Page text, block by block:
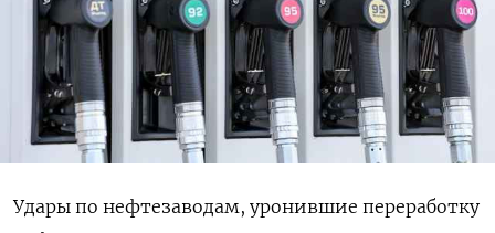
Удары по нефтезаводам, уронившие переработку